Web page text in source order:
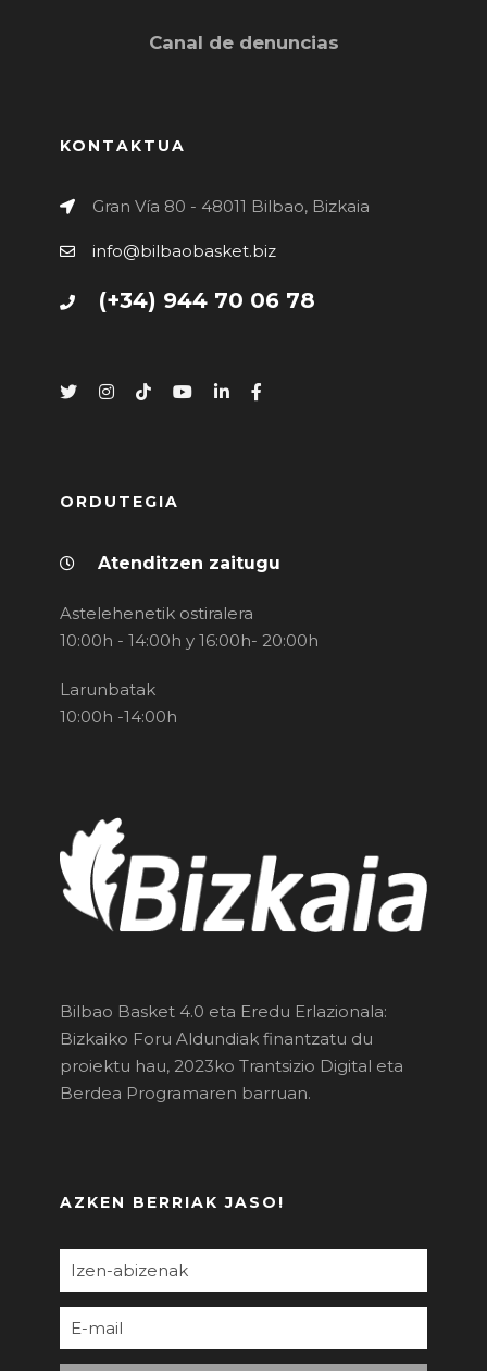
Canal de denuncias
KONTAKTUA
Gran Vía 80 - 48011 Bilbao, Bizkaia
info@bilbaobasket.biz
(+34) 944 70 06 78
ORDUTEGIA
Atenditzen zaitugu
Astelehenetik ostiralera
10:00h - 14:00h y 16:00h- 20:00h
Larunbatak
10:00h -14:00h
Bilbao Basket 4.0 eta Eredu Erlazionala:
Bizkaiko Foru Aldundiak finantzatu du
proiektu hau, 2023ko Trantsizio Digital eta
Berdea Programaren barruan.
AZKEN BERRIAK JASO!